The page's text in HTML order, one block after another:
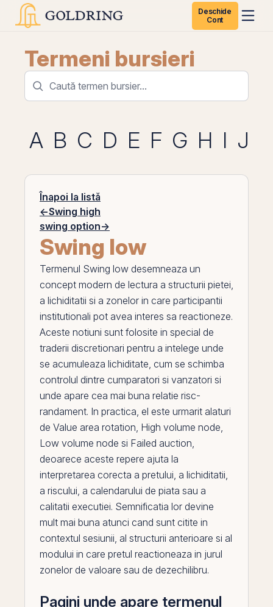
Deschide
Cont
Termeni bursieri
A B C D E F G H I J
Înapoi la listă
←Swing high
swing option→
Swing low
Termenul Swing low desemneaza un
concept modern de lectura a structurii pietei,
a lichiditatii si a zonelor in care participantii
institutionali pot avea interes sa reactioneze.
Aceste notiuni sunt folosite in special de
traderii discretionari pentru a intelege unde
se acumuleaza lichiditate, cum se schimba
controlul dintre cumparatori si vanzatori si
unde apare cea mai buna relatie risc-
randament. In practica, el este urmarit alaturi
de Value area rotation, High volume node,
Low volume node si Failed auction,
deoarece aceste repere ajuta la
interpretarea corecta a pretului, a lichiditatii,
a riscului, a calendarului de piata sau a
calitatii executiei. Semnificatia lor devine
mult mai buna atunci cand sunt citite in
contextul sesiunii, al structurii anterioare si al
modului in care pretul reactioneaza in jurul
zonelor de valoare sau de dezechilibru.
Pagini unde apare termenul